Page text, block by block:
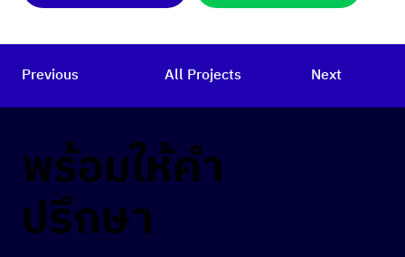
Previous All Projects Next
พร้อมให้คำ
ปรึกษา